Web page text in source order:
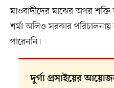
মাওবাদীদের মাঝের অপর শক্তি
শর্মা অলিও সরকার পরিচালনায়
পারেননি।
দুর্গা প্রসাইয়ের